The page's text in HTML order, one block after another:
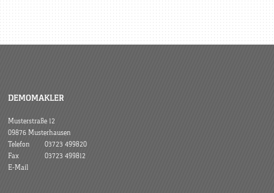
DEMOMAKLER
Musterstraße 12
09876 Musterhausen
Telefon
03723 499820
Fax
03723 499812
E-Mail